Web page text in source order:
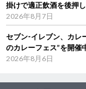
掛けで適正飲酒を後押し
2026年8月7日
セブン‐イレブン、カ
のカレーフェス”を開催
2026年8月6日